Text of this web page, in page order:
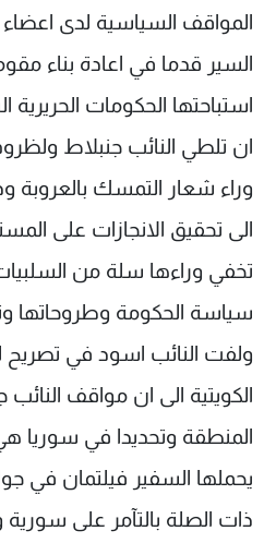
المواقف السياسية لدى
السير قدما في اعادة بناء
استباحتها الحكومات الحريرية
ان تلطي النائب جنبلاط
وراء شعار التمسك بالعروبة
الى تحقيق الانجازات على
تخفي وراءها سلة من
سياسة الحكومة وطروحاتها
ولفت النائب اسود في تصريح
الكويتية الى ان مواقف
المنطقة وتحديدا في سوريا
يحملها السفير فيلتمان في
ذات الصلة بالتآمر على
جدول البرامج
شاهد البرامج
الترددات
عن MTV
الإنـتـاج
وظائف
تواصل
شروط